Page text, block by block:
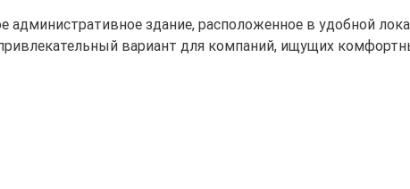
административное здание, расположенное в удобной
вариант для компаний, ищущих